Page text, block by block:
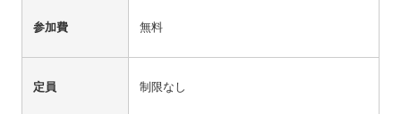
参加費 無料
定員 制限なし